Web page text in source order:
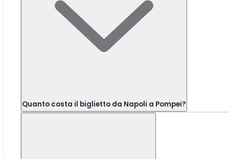
Quanto costa il biglietto da Napoli a Pompei?